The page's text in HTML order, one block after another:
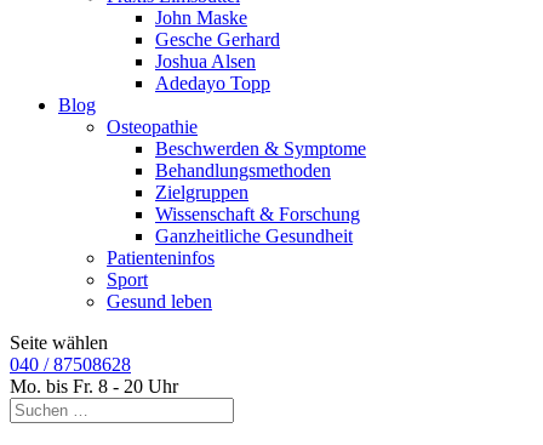
John Maske
Gesche Gerhard
Joshua Alsen
Adedayo Topp
Blog
Osteopathie
Beschwerden & Symptome
Behandlungsmethoden
Zielgruppen
Wissenschaft & Forschung
Ganzheitliche Gesundheit
Patienteninfos
Sport
Gesund leben
Seite wählen
040 / 87508628
Mo. bis Fr. 8 - 20 Uhr